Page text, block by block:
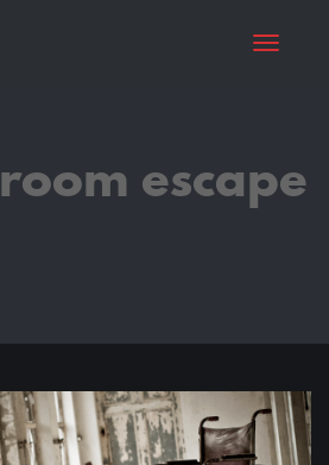
room escape